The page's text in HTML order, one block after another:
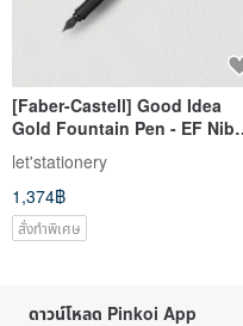
[Faber-Castell] Good Idea
Gold Fountain Pen - EF Nib
with Complimentary
Engraving
let'stationery
1,374฿
สั่งทำพิเศษ
ดาวน์โหลด Pinkoi App